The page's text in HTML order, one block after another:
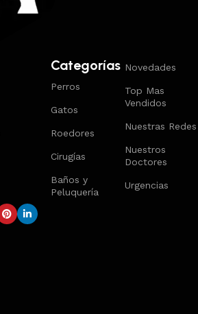
Categorías
Perros
Gatos
Roedores
Cirugías
Baños y
Peluquería
Novedades
Top Mas
Vendidos
Nuestras Redes
Nuestros
Doctores
Urgencias